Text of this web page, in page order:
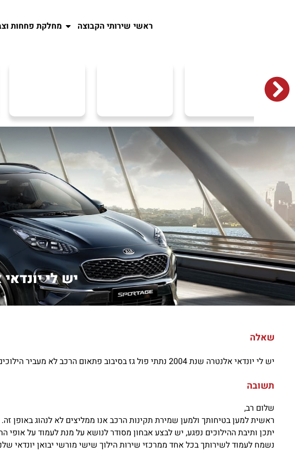
ראשי שירותי הקבוצה מחלקת פחחות
יש לי יונדאי
שאלה
יש לי יונדאי אלנטרה שנת 2004 נתתי פול גז בסיבוב פתאום הרכב לא מעביר הילוכים נישאר רק על הילוך ראשון אין רוורס מה עושים?..
תשובה
שלום רב,
ראשית למען בטיחותך ולמען שמירת תקינות הרכב אנו ממליצים לא לנהוג באופן זה.
יתכן ותיבת ההילוכים נפגע, יש לבצע אבחון מסודר לנושא על מנת לעמוד על אופי
נשמח לעמוד לשירותך בכל אחד ממרכזי שירות הילוך שישי מורשי יבואן יונדאי